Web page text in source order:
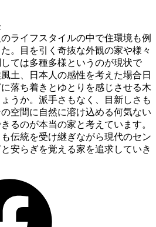
ライフスタイルの中で住環境も例
。目を引く奇抜な外観の家や様々
ては多種多様というのが現状で
土、日本人の感性を考えた場合日
落ち着きとゆとりを感じさせる木
うか。派手さもなく、目新しさも
空間に自然に溶け込める何気ない
るのが本当の家と考えています。
伝統を受け継ぎながら現代のセン
安らぎを覚える家を追求していき